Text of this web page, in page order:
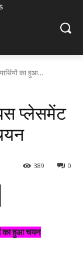
का हुआ...
प्लेसमेंट
0
389
का हुआ चयन